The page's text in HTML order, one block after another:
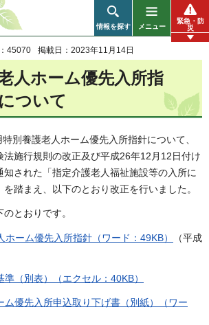
情報を探す メニュー
緊急・防
災
45070 掲載日：2023年11月14日
人ホーム優先入所指
ついて
別養護老人ホーム優先入所指針について、
法施行規則の改正及び平成26年12月12日付け
知された「指定介護老人福祉施設等の入所に
踏まえ、以下のとおり改正を行いました。
とおりです。
ーム優先入所指針（ワード：49KB）
（平成
（別表）（エクセル：40KB）
ム優先入所申込取り下げ書（別紙）（ワー